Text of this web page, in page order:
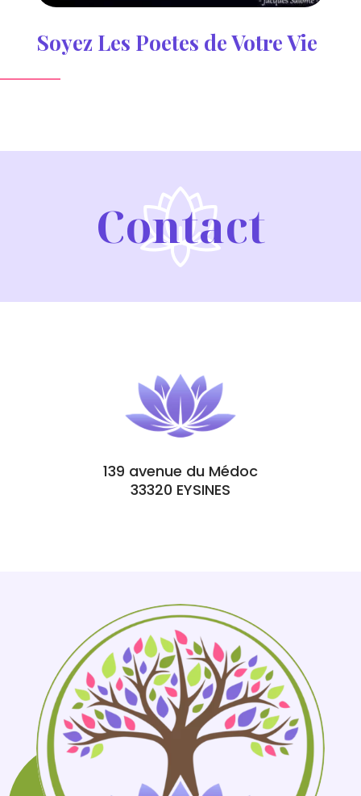
Soyez Les Poetes de Votre Vie
Contact
139 avenue du Médoc
33320 EYSINES